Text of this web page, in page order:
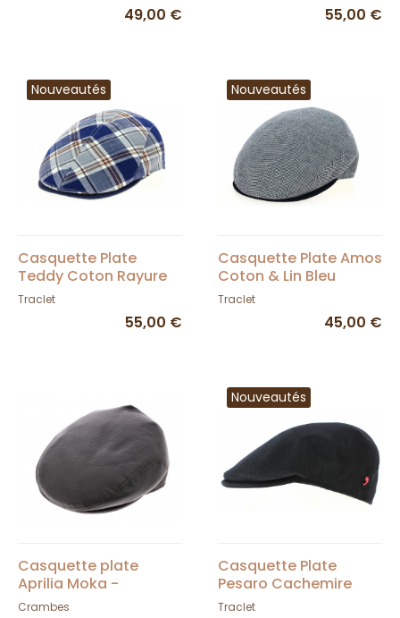
49,00 € 55,00 €
Nouveautés
Casquette Plate
Teddy Coton Rayure
Bleue- Traclet
Traclet
55,00 €
Nouveautés
Casquette Plate Amos
Coton & Lin Bleu
Marine- Traclet
Traclet
45,00 €
Casquette plate
Aprilia Moka -
Crambes
Crambes
Nouveautés
Casquette Plate
Pesaro Cachemire
Noir - Traclet
Traclet